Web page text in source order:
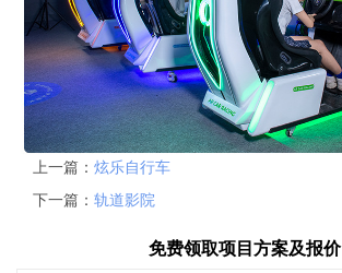
上一篇： 炫乐自行车
下一篇： 轨道影院
免费领取项目方案及报价